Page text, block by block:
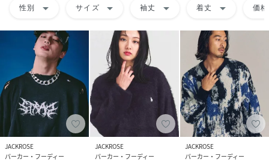
性別 arrow_drop_down サイズ arrow_drop_down 袖丈 arrow_drop_down 着丈 arrow_drop_down 価格
JACKROSE
パーカー・フーディー
JACKROSE
パーカー・フーディー
JACKROSE
パーカー・フーディー